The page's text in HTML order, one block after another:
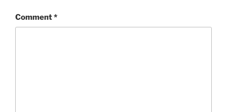
Comment*